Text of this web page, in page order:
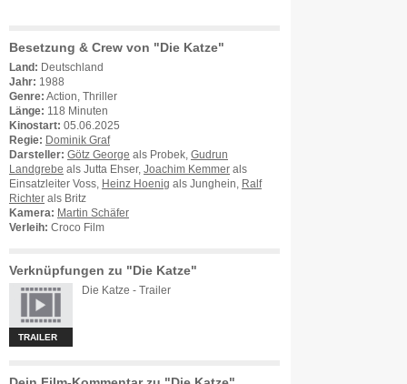
Besetzung & Crew von "Die Katze"
Land: Deutschland
Jahr: 1988
Genre: Action, Thriller
Länge: 118 Minuten
Kinostart: 05.06.2025
Regie: Dominik Graf
Darsteller: Götz George als Probek, Gudrun
Landgrebe als Jutta Ehser, Joachim Kemmer als
Einsatzleiter Voss,
Heinz Hoenig als Junghein,
Ralf
Richter als Britz
Kamera: Martin Schäfer
Verleih: Croco Film
Verknüpfungen zu "Die Katze"
TRAILER
Die Katze - Trailer